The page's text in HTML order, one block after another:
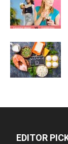
EDITOR